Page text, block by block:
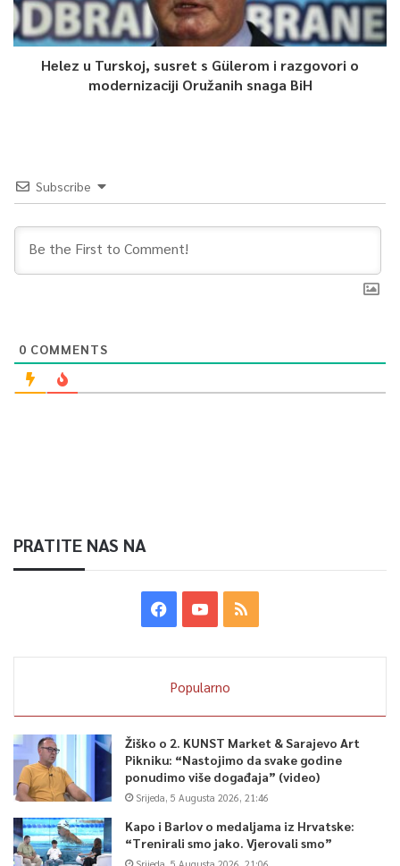
Helez u Turskoj, susret s Gülerom i razgovori o
modernizaciji Oružanih snaga BiH
Subscribe
0 COMMENTS
PRATITE NAS NA
Popularno
Žiško o 2. KUNST Market & Sarajevo Art
Pikniku: “Nastojimo da svake godine
ponudimo više događaja” (video)
Srijeda, 5 Augusta 2026, 21:46
Kapo i Barlov o medaljama iz Hrvatske:
“Trenirali smo jako. Vjerovali smo”
Srijeda, 5 Augusta 2026, 21:06